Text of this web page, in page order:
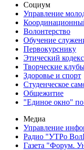
Социум
Управление
Волонтерство
Обучение
Первокурснику
Этический кодекс
Творческие
Здоровье и спорт
Студенческое
Общежитие
"Единое окно"
Медиа
Управление
Радио "УТРо
Газета "Форум.